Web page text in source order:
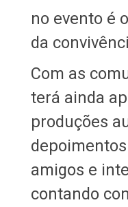
no evento é
da
Com as
terá ainda
produções
amigos e
contando